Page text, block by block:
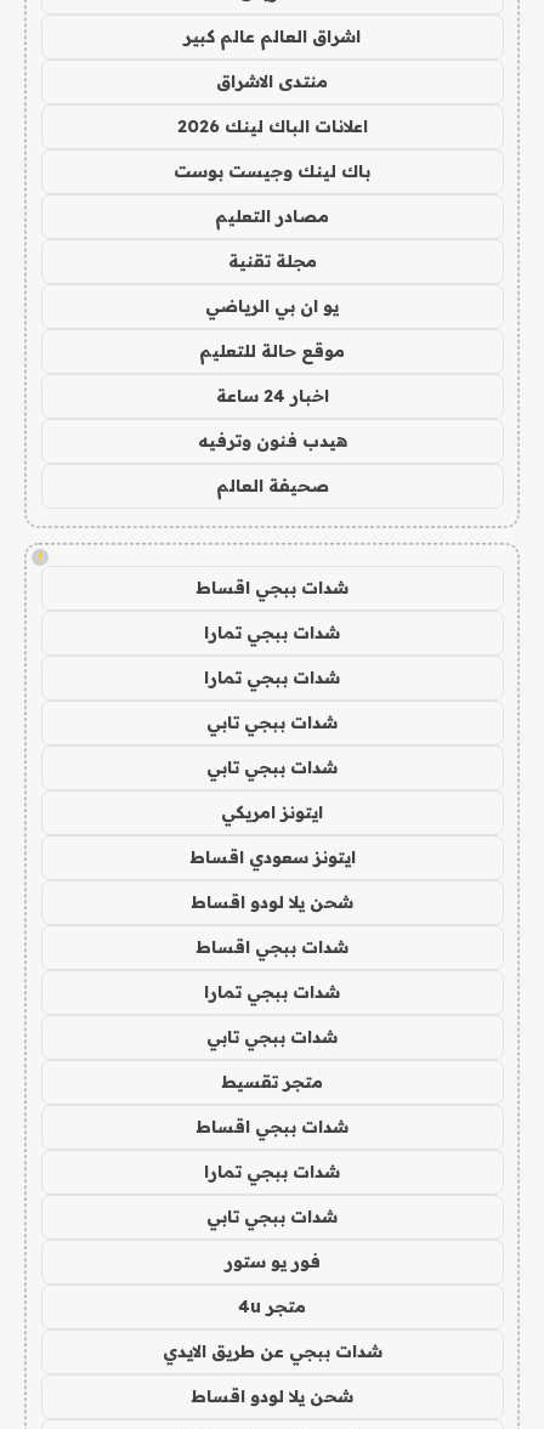
اشراق العالم عالم كبير
منتدى الاشراق
اعلانات الباك لينك 2026
باك لينك وجيست بوست
مصادر التعليم
مجلة تقنية
يو ان بي الرياضي
موقع حالة للتعليم
اخبار 24 ساعة
هيدب فنون وترفيه
صحيفة العالم
!
شدات ببجي اقساط
شدات ببجي تمارا
شدات ببجي تمارا
شدات ببجي تابي
شدات ببجي تابي
ايتونز امريكي
ايتونز سعودي اقساط
شحن يلا لودو اقساط
شدات ببجي اقساط
شدات ببجي تمارا
شدات ببجي تابي
متجر تقسيط
شدات ببجي اقساط
شدات ببجي تمارا
شدات ببجي تابي
فور يو ستور
متجر 4u
شدات ببجي عن طريق الايدي
شحن يلا لودو اقساط